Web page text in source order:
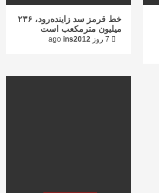
خط قرمز سد زاینده‌رود، ۲۳۶
میلیون مترمکعب است
ins2012